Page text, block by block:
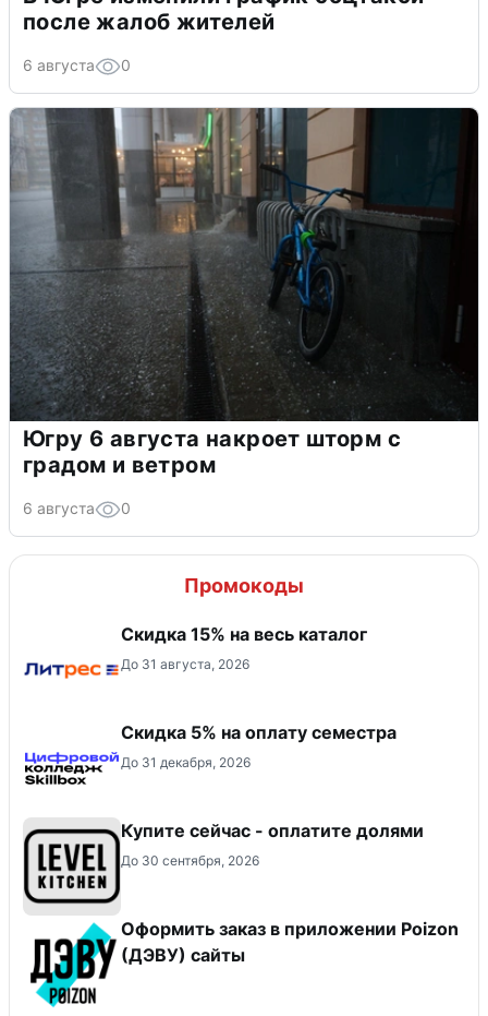
после жалоб жителей
6 августа 0
Югру 6 августа накроет шторм с
градом и ветром
6 августа 0
Промокоды
Скидка 15% на весь каталог
До 31 августа, 2026
Скидка 5% на оплату семестра
До 31 декабря, 2026
Купите сейчас - оплатите долями
До 30 сентября, 2026
Оформить заказ в приложении Poizon
(ДЭВУ) сайты